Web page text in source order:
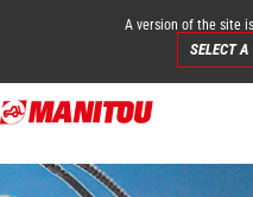
Salta
al
principale
A version of the site
SELECT A